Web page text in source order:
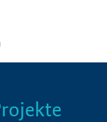
Info